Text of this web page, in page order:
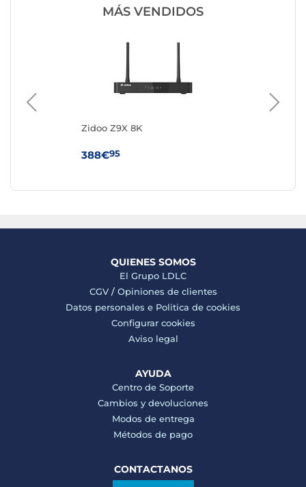
MÁS VENDIDOS
Zidoo Z9X 8K
388€95
QUIENES SOMOS
El Grupo LDLC
CGV/ Opiniones de clientes
Datos personales e Politica de cookies
Configurar cookies
Aviso legal
AYUDA
Centro de Soporte
Cambios y devoluciones
Modos de entrega
Métodos de pago
CONTACTANOS